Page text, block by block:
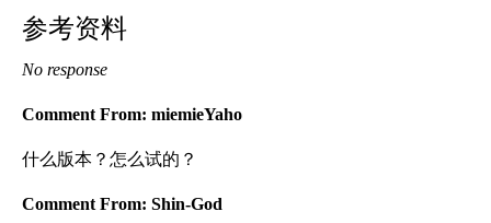
参考资料
No response
Comment From: miemieYaho
什么版本？怎么试的？
Comment From: Shin-God